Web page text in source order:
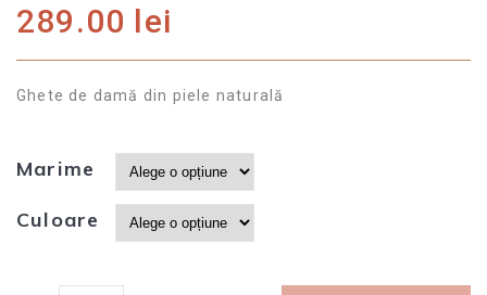
289.00 lei
Ghete de damă din piele naturală
Marime
Culoare